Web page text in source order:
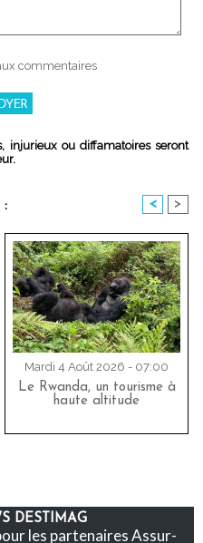
commentaires
injurieux ou diffamatoires seront
: < >
Mardi 4 Août 2026 - 07:00
Le Rwanda, un tourisme à
haute altitude
DESTIMAG
les partenaires Assur-